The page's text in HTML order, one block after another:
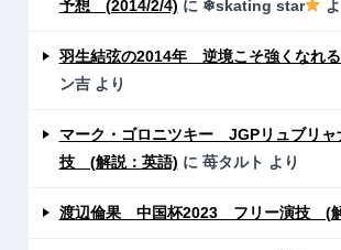
予想 (2014/2/4) に ❄skating star
羽生結弦の2014年 逆境こそ強くなれ
ン吉より
マーク・ゴロニツキー JGPリュブリ
技 (解説：英語) に 苺タルト より
渡辺倫果 中国杯2023 フリー演技 (